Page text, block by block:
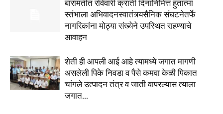
बारामतीत रविवारी क्रांती दिनानिमित्त हुतात्मा
स्तंभाला अभिवादनस्वातंत्र्यसैनिक संघटनेतर्फे
नागरिकांना मोठ्या संख्येने उपस्थित राहण्याचे
आवाहन
शेती ही आपली आई आहे त्यामध्ये जगात मागणी
असलेली पिके निवडा व पैसे कमवा केळी पिकात
चांगले उत्पादन तंत्र व जाती वापरल्यास त्याला
जगात...